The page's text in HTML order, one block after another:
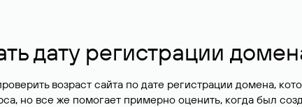
дату регистрации
возраст сайта по дате регистрации домена,
но все же помогает примерно оценить, когда был